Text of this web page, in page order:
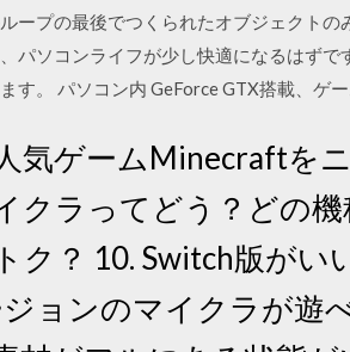
ープの最後でつくられたオブジェクト
パソコンライフが少し快適になるはず
す。 パソコン内 GeForce GTX搭載、ゲ
気ゲームMinecraftを
クラってどう？どの
ク？ 10. Switch版が
ョンのマイクラが遊